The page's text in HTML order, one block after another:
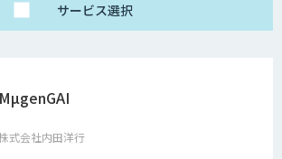
ュ
が
サービス選択
MµgenGAI
式会社内田洋行